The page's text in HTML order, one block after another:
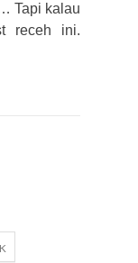
Tapi kalau
receh ini.